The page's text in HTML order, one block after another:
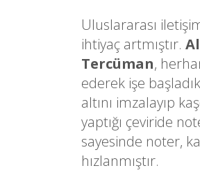
Uluslararası
ihtiyaç artmıştır.
Tercüman,
ederek işe
altını imzalayıp
yaptığı çeviride
sayesinde noter,
hızlanmıştır.